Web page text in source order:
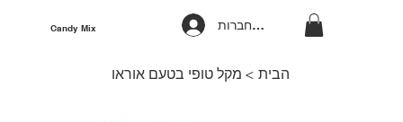
להתחברות Candy Mix
הבית > מקל טופי בטעם אוראו